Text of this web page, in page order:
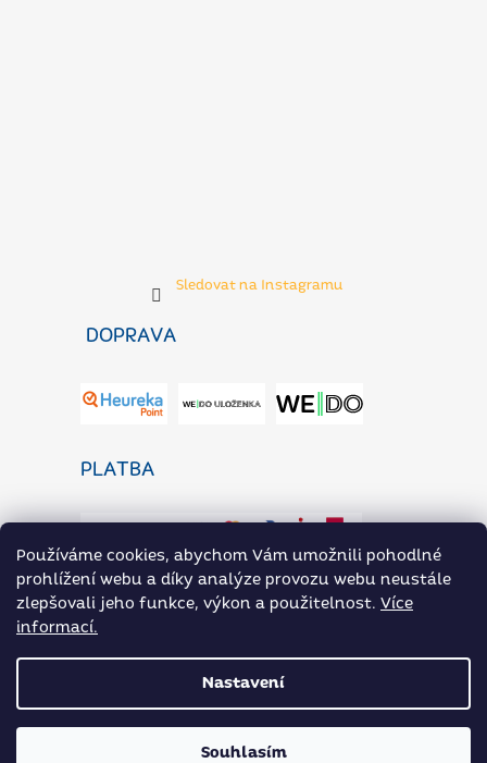
Používáme cookies, abychom Vám umožnili pohodlné
prohlížení webu a díky analýze provozu webu neustále
zlepšovali jeho funkce, výkon a použitelnost. Více
informací.
Nastavení
Souhlasím
Sledovat na Instagramu
DOPRAVA
PLATBA
ZaP Novinky
Vytvořil Shoptet |Nakódoval eshopGuru